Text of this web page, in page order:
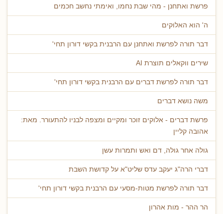
פרשת ואתחנן - מהי שבת נחמו, ואימתי נחשב חכמים
ה' הוא האלוקים
דבר תורה לפרשת ואתחנן עם הרבנית בקשי דורון תחי'
שירים ווקאלים תוצרת AI
דבר תורה לפרשת דברים עם הרבנית בקשי דורון תחי'
משה נושא דברים
פרשת דברים - אלוקים זוכר ומקיים ומצפה לבניו להתעורר. מאת:
אהובה קליין
גולה אחר גולה, דם ואש ותמרות עשן
דברי הרה"ג יעקב עדס שליט"א על קדושת השבת
דבר תורה לפרשת מטות-מסעי עם הרבנית בקשי דורון תחי'
הר ההר - מות אהרון